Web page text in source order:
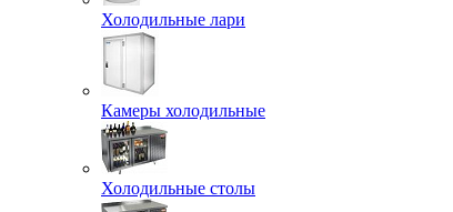
Холодильные лари
Камеры холодильные
Холодильные столы